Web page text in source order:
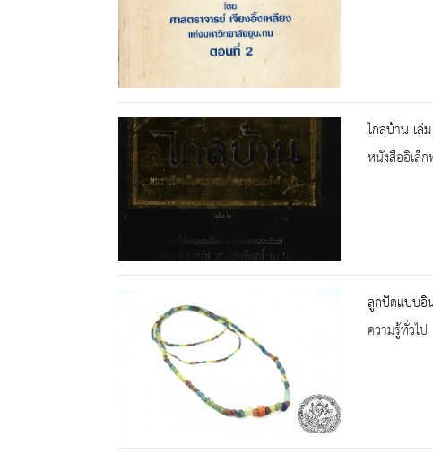
ไกลบ้าน เล่
หนังสืออิเล็
ลูกปัดแบบอิ
ความรู้ทั่วไป